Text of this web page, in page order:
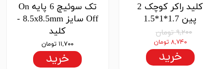
کلید راکر کوچک 2
پین 1.7*1*1.5
۹,۲۰۰ تومان
۸,۷۴۰ تومان
خرید
تک سوئیچ 6 پایه On
Off سایز 8.5x8.5mm -
کلید
۱۱,۷۰۰ تومان
خرید